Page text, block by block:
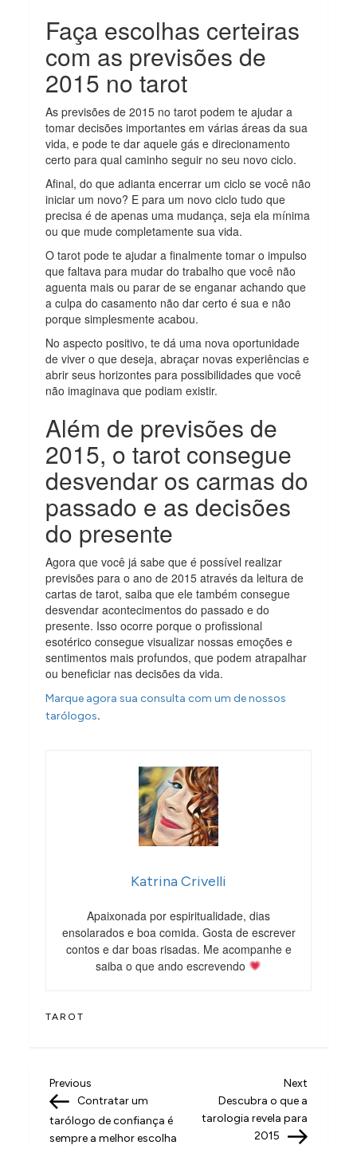
Faça escolhas certeiras
com as previsões de
2015 no tarot
As previsões de 2015 no tarot podem te ajudar a
tomar decisões importantes em várias áreas da sua
vida, e pode te dar aquele gás e direcionamento
certo para qual caminho seguir no seu novo ciclo.
Afinal, do que adianta encerrar um ciclo se você não
iniciar um novo? E para um novo ciclo tudo que
precisa é de apenas uma mudança, seja ela mínima
ou que mude completamente sua vida.
O tarot pode te ajudar a finalmente tomar o impulso
que faltava para mudar do trabalho que você não
aguenta mais ou parar de se enganar achando que
a culpa do casamento não dar certo é sua e não
porque simplesmente acabou.
No aspecto positivo, te dá uma nova oportunidade
de viver o que deseja, abraçar novas experiências e
abrir seus horizontes para possibilidades que você
não imaginava que podiam existir.
Além de previsões de
2015, o tarot consegue
desvendar os carmas do
passado e as decisões
do presente
Agora que você já sabe que é possível realizar
previsões para o ano de 2015 através da leitura de
cartas de tarot, saiba que ele também consegue
desvendar acontecimentos do passado e do
presente. Isso ocorre porque o profissional
esotérico consegue visualizar nossas emoções e
sentimentos mais profundos, que podem atrapalhar
ou beneficiar nas decisões da vida.
Marque agora sua consulta com um de nossos
tarólogos.
Katrina Crivelli
Apaixonada por espiritualidade, dias
ensolarados e boa comida. Gosta de escrever
contos e dar boas risadas. Me acompanhe e
saiba o que ando escrevendo
TAROT
N
a
v
Previous
Post
Previous
Contratar um
tarólogo de confiança é
sempre a melhor escolha
Next
Post
Next
Descubra o que a
tarologia revela para
2015